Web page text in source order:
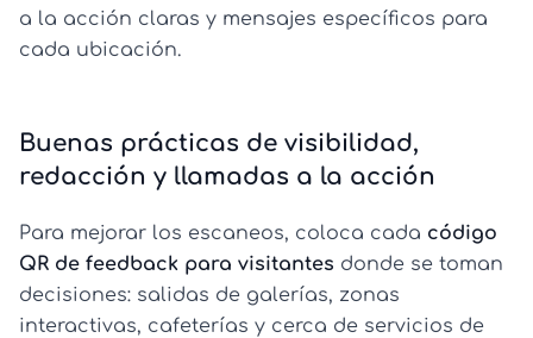
a la acción claras y mensajes específicos para
cada ubicación.
Buenas prácticas de visibilidad,
redacción y llamadas a la acción
Para mejorar los escaneos, coloca cada código
QR de feedback para visitantes donde se toman
decisiones: salidas de galerías, zonas
interactivas, cafeterías y cerca de servicios de